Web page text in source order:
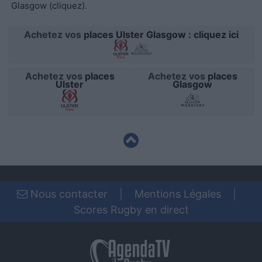
functionality and fraud prevention, and other
Glasgow (cliquez).
Achetez vos places Ulster Glasgow : cliquez ici
Achetez vos places
Ulster
Achetez vos places
Glasgow
Nous contacter Mentions Légales
Scores Rugby en direct